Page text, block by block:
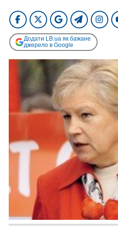
Додати LB.ua як бажане
джерело в Google